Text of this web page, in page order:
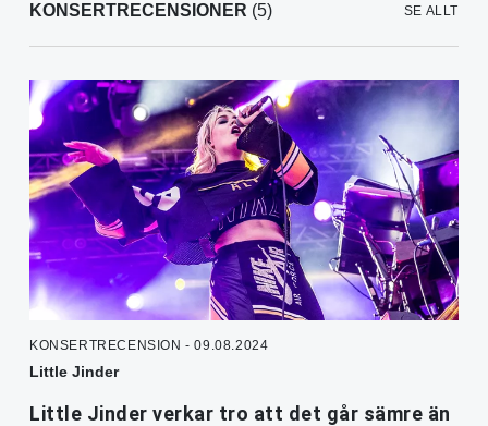
KONSERTRECENSIONER (5) SE ALLT
KONSERTRECENSION - 09.08.2024
Little Jinder
Little Jinder verkar tro att det går sämre än